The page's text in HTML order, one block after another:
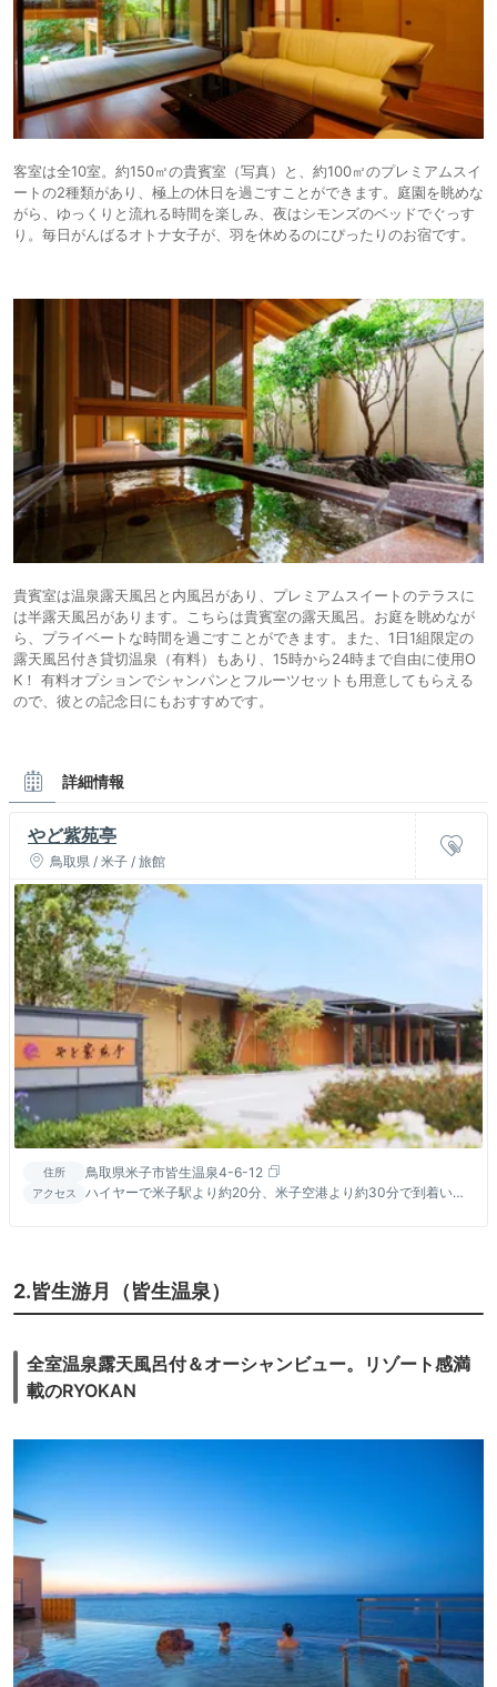
客室は全10室。約150㎡の貴賓室（写真）と、約100㎡のプレミアムスイ
ートの2種類があり、極上の休日を過ごすことができます。庭園を眺めな
がら、ゆっくりと流れる時間を楽しみ、夜はシモンズのベッドでぐっす
り。毎日がんばるオトナ女子が、羽を休めるのにぴったりのお宿です。
貴賓室は温泉露天風呂と内風呂があり、プレミアムスイートのテラスに
は半露天風呂があります。こちらは貴賓室の露天風呂。お庭を眺めなが
ら、プライベートな時間を過ごすことができます。また、1日1組限定の
露天風呂付き貸切温泉（有料）もあり、15時から24時まで自由に使用O
K！ 有料オプションでシャンパンとフルーツセットも用意してもらえる
ので、彼との記念日にもおすすめです。
詳細情報
やど紫苑亭
鳥取県 / 米子 / 旅館
住所 鳥取県米子市皆生温泉4-6-12
アクセス
ハイヤーで米子駅より約20分、米子空港より約30分で到着いた
2.皆生游月（皆生温泉）
全室温泉露天風呂付＆オーシャンビュー。リゾート感満
載のRYOKAN